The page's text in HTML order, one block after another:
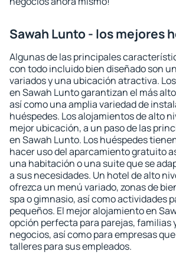
Sawah Lunto - los mejores
Algunas de las principales
con todo incluido bien diseñado son
variados y una ubicación atractiva.
en Sawah Lunto garantizan el más
así como una amplia variedad de
huéspedes. Los alojamientos de alto
mejor ubicación, a un paso de las
en Sawah Lunto. Los huéspedes
hacer uso del aparcamiento gratuito
una habitación o una suite que se
a sus necesidades. Un hotel de alto
ofrezca un menú variado, zonas de
spa o gimnasio, así como actividades
pequeños. El mejor alojamiento en
opción perfecta para parejas, familias
negocios, así como para empresas
talleres para sus empleados.